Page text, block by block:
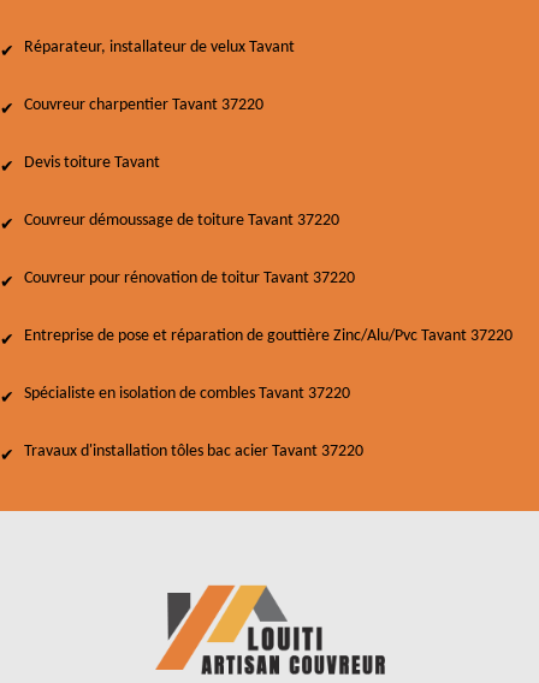
Réparateur, installateur de velux Tavant
Couvreur charpentier Tavant 37220
Devis toiture Tavant
Couvreur démoussage de toiture Tavant 37220
Couvreur pour rénovation de toitur Tavant 37220
Entreprise de pose et réparation de gouttière Zinc/Alu/Pvc Tavant 37220
Spécialiste en isolation de combles Tavant 37220
Travaux d'installation tôles bac acier Tavant 37220